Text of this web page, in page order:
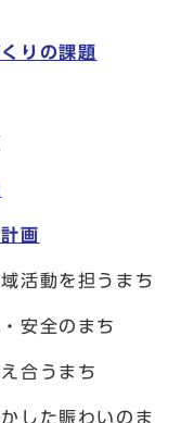
りの課題
画
動を担うまち
全のまち
合うまち
た賑わいのま